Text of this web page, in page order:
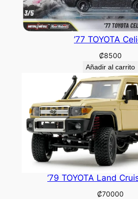
’77 TOYOTA
₡8500
Añadir al carrito
’79 TOYOTA Land
₡70000